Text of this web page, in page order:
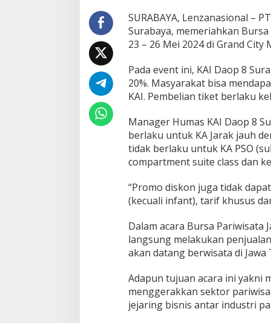
4
D
a
p
8
H
a
i
r
k
a
n
i
s
o
2
0
SURABAYA, Lenzanasional –
Surabaya, memeriahkan
23 – 26 Mei 2024 di Grand City
Pada event ini, KAI Daop 8
20%. Masyarakat bisa
KAI. Pembelian tiket berlaku
Manager Humas KAI Daop 8
berlaku untuk KA Jarak jauh
tidak berlaku untuk KA PSO
compartment suite class dan
“Promo diskon juga tidak
(kecuali infant), tarif khusus
Dalam acara Bursa Pariwisata
langsung melakukan
akan datang berwisata di Jawa
Adapun tujuan acara ini yakni
menggerakkan sektor
jejaring bisnis antar industri